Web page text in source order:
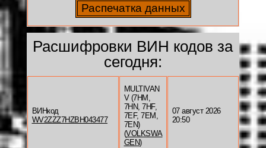
Расшифровки ВИН кодов за
сегодня:
ВИНкод
WV2ZZZ7HZBH043477
MULTIVAN
V (7HM,
7HN, 7HF,
7EF, 7EM,
7EN)
(VOLKSWA
GEN)
07 август 2026
20:50